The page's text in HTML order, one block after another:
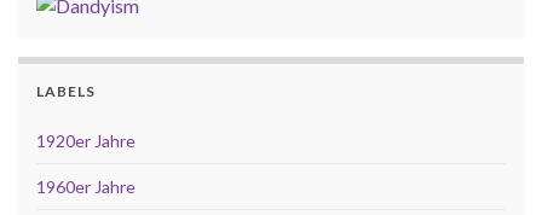
LABELS
1920er Jahre
1960er Jahre